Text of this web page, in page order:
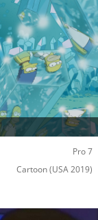
Pro 7
Cartoon(USA 2019)